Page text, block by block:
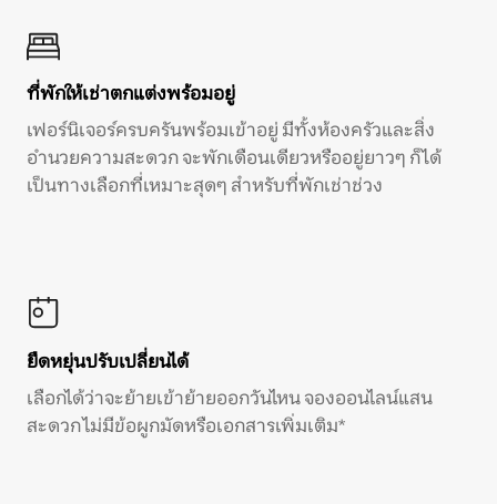
ที่พักให้เช่าตกแต่งพร้อมอยู่
เฟอร์นิเจอร์ครบครันพร้อมเข้าอยู่ มีทั้งห้องครัวและสิ่ง
อำนวยความสะดวก จะพักเดือนเดียวหรืออยู่ยาวๆ ก็ได้
เป็นทางเลือกที่เหมาะสุดๆ สำหรับที่พักเช่าช่วง
ยืดหยุ่นปรับเปลี่ยนได้
เลือกได้ว่าจะย้ายเข้าย้ายออกวันไหน จองออนไลน์แสน
สะดวก ไม่มีข้อผูกมัดหรือเอกสารเพิ่มเติม*